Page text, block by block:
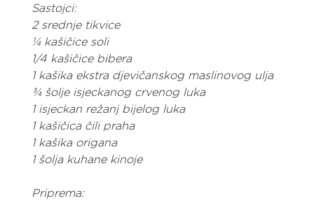
Sastojci:
2 srednje tikvice
¼ kašičice soli
1/4 kašičice bibera
1 kašika ekstra djevičanskog maslinovog ulja
¾ šolje isjeckanog crvenog luka
1 isjeckan režanj bijelog luka
1 kašičica čili praha
1 kašika origana
1 šolja kuhane kinoje
Priprema: